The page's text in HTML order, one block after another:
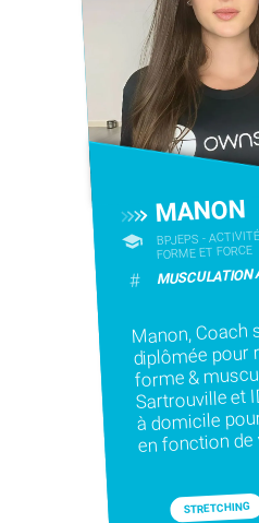
MANON
BPJEPS -
FORME ET FORCE
# MUSCULATION
Manon, Coach
diplômée pour
forme &
Sartrouville et
à domicile
en fonction
STRETCHING